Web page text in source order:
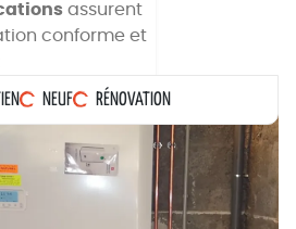
NEUF RÉNOVATION
assurent
conforme et